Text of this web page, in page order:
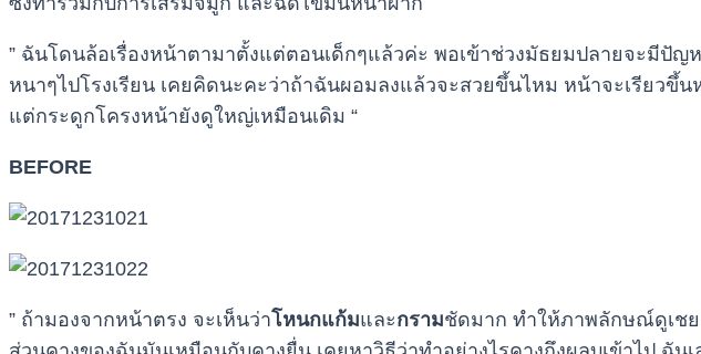
” ฉันโดนล้อเรื่องหน้าตามาตั้งแต่ตอนเด็กๆแล้วค่ะ พอเข้าช่วงมัธยมปลายจะมีปัญ
หนาๆไปโรงเรียน เคยคิดนะคะว่าถ้าฉันผอมลงแล้วจะสวยขึ้นไหม หน้าจะเรียวขึ้น
แต่กระดูกโครงหน้ายังดูใหญ่เหมือนเดิม “
BEFORE
” ถ้ามองจากหน้าตรง จะเห็นว่าโหนกแก้มและกรามชัดมาก ทำให้ภาพลักษณ์ดูเช